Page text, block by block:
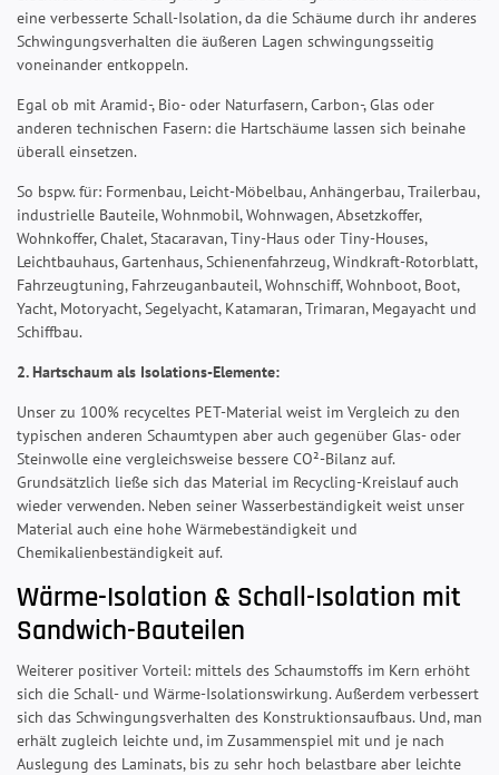
eine verbesserte Schall-Isolation, da die Schäume durch ihr anderes
Schwingungsverhalten die äußeren Lagen schwingungsseitig
voneinander entkoppeln.
Egal ob mit Aramid-, Bio- oder Naturfasern, Carbon-, Glas oder
anderen technischen Fasern: die Hartschäume lassen sich beinahe
überall einsetzen.
So bspw. für: Formenbau, Leicht-Möbelbau, Anhängerbau, Trailerbau,
industrielle Bauteile, Wohnmobil, Wohnwagen, Absetzkoffer,
Wohnkoffer, Chalet, Stacaravan, Tiny-Haus oder Tiny-Houses,
Leichtbauhaus, Gartenhaus, Schienenfahrzeug, Windkraft-Rotorblatt,
Fahrzeugtuning, Fahrzeuganbauteil, Wohnschiff, Wohnboot, Boot,
Yacht, Motoryacht, Segelyacht, Katamaran, Trimaran, Megayacht und
Schiffbau.
2. Hartschaum als Isolations-Elemente:
Unser zu 100% recyceltes PET-Material weist im Vergleich zu den
typischen anderen Schaumtypen aber auch gegenüber Glas- oder
Steinwolle eine vergleichsweise bessere CO²-Bilanz auf.
Grundsätzlich ließe sich das Material im Recycling-Kreislauf auch
wieder verwenden. Neben seiner Wasserbeständigkeit weist unser
Material auch eine hohe Wärmebeständigkeit und
Chemikalienbeständigkeit auf.
Wärme-Isolation & Schall-Isolation mit
Sandwich-Bauteilen
Weiterer positiver Vorteil: mittels des Schaumstoffs im Kern erhöht
sich die Schall- und Wärme-Isolationswirkung. Außerdem verbessert
sich das Schwingungsverhalten des Konstruktionsaufbaus. Und, man
erhält zugleich leichte und, im Zusammenspiel mit und je nach
Auslegung des Laminats, bis zu sehr hoch belastbare aber leichte